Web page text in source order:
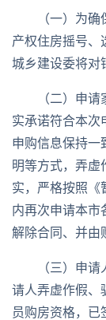
（一）为
产权住房摇号、
城乡建设委将对
（二）申
实承诺符合本次
申购信息保持一
明等方式，弄虚
实，严格按照《
内再次申请本市
解除合同、并由
（三）申
请人弄虚作假、
员购房资格，已